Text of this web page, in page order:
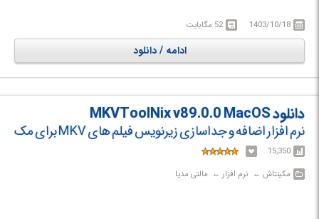
تبلیغات، نوار موقعیت هوشمند، جستجو، ابزارهای توسعه وب نظیر دیباگر جاوا
اسکریپت، پشتیبانی از افزونه، همگام سازی و بسیاری قابلیت های دیگر اشاره
کرد. مجموعه نرم افزار اینترنتی آزاد و رایگان است که در امتداد پایان توسعه
مجموعه نرم افزار اینترنتی موزیلا عرضه می‌شود. این مجموعه نرم افزاری جایگزین
مجموعه نرم افزار اینترنتی موزیلا است که برای سیستم عامل های لینوکس،
مکینتاش و ویندوز در دسترس است.
1403/10/18 52 مگابایت
ادامه / دانلود
دانلود MKVToolNix v89.0.0 MacOS
نرم افزار اضافه و جداسازی زیرنویس فیلم های MKV برای مک
15,350
مکینتاش‎ ← ‏ نرم افزار‎ ← ‏ مالتی مدیا